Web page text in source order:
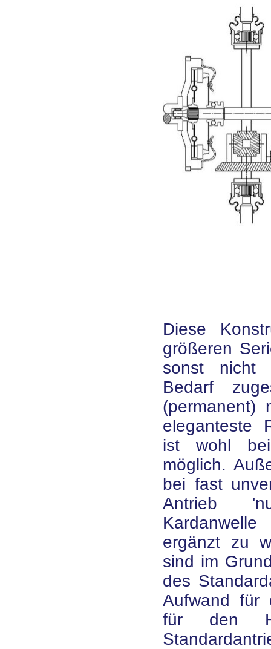
Diese
größeren
sonst nicht
Bedarf
(permanent)
eleganteste
ist wohl bei
möglich.
bei fast
Antrieb
ergänzt zu
sind im
des
Aufwand für
für den